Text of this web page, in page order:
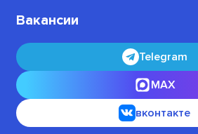
Вакансии
Telegram
MAX
вконтакте